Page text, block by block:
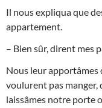
Il nous expliqua que
appartement.
– Bien sûr, dirent mes
Nous leur apportâmes
voulurent pas manger,
laissâmes notre porte